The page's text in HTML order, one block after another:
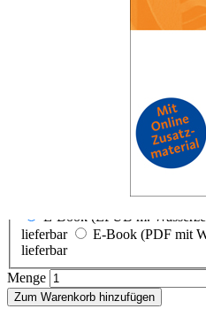
Irene von Mende-Bauer
So verstehe ich
Hörtaktik und
mit einer Hörschädigung
E-Book (EPUB m.
lieferbar
E-Book (PDF mit
lieferbar
Menge
Zum Warenkorb hinzufügen